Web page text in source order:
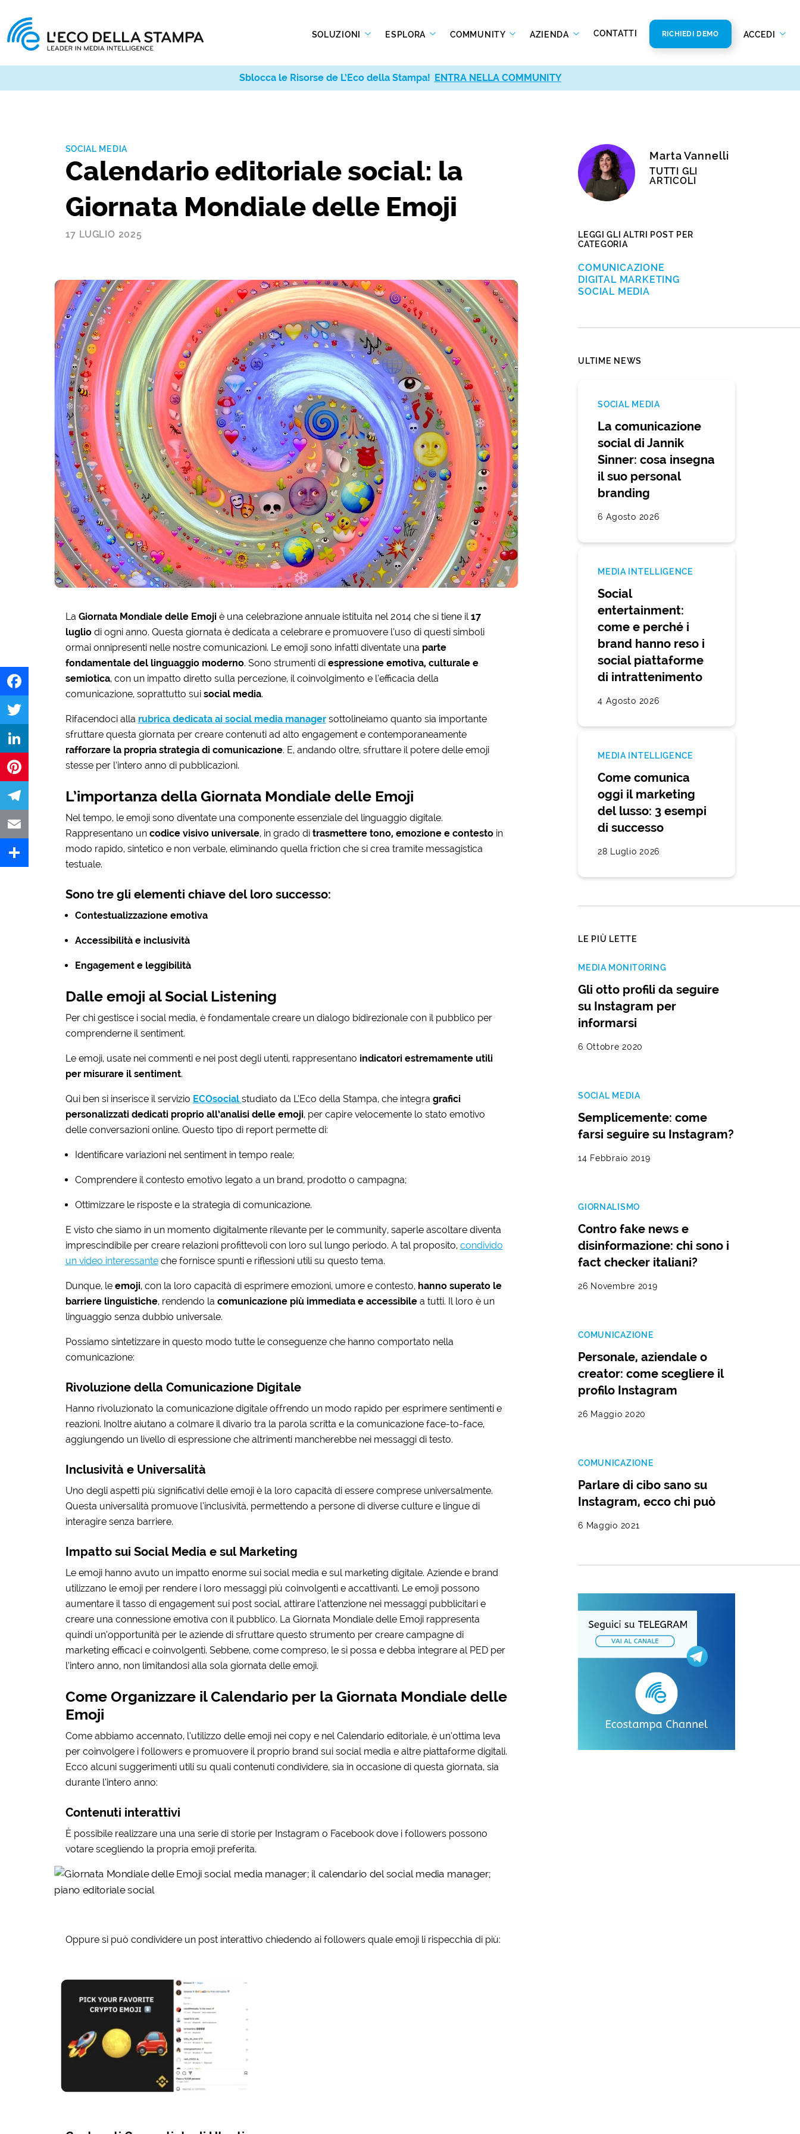
SOLUZIONI ESPLORA COMMUNITY AZIENDA CONTATTI RICHIEDI DEMO ACCEDI
Facebook
Twitter
LinkedIn
Pinterest
Telegram
Email
SOCIAL MEDIA
Calendario editoriale social: la
Giornata Mondiale delle Emoji
17 LUGLIO 2025
La Giornata Mondiale delle Emojiè una celebrazione annuale istituita nel 2014 che si tiene il 17
lugliodi ogni anno. Questa giornata è dedicata a celebrare e promuovere l’uso di questi simboli
ormai onnipresenti nelle nostre comunicazioni. Le emoji sono infatti diventate una parte
fondamentale del linguaggio moderno. Sono strumenti di espressione emotiva, culturale e
semiotica, con un impatto diretto sulla percezione, il coinvolgimento e l’efficacia della
comunicazione, soprattutto sui social media.
Rifacendoci alla rubrica dedicata ai social media managersottolineiamo quanto sia importante
sfruttare questa giornata per creare contenuti ad alto engagement e contemporaneamente
rafforzare la propria strategia di comunicazione. E, andando oltre, sfruttare il potere delle emoji
stesse per l’intero anno di pubblicazioni.
L’importanza della Giornata Mondiale delle Emoji
Nel tempo, le emoji sono diventate una componente essenziale del linguaggio digitale.
Rappresentano un codice visivo universale, in grado di trasmettere tono, emozione e contestoin
modo rapido, sintetico e non verbale, eliminando quella friction che si crea tramite messagistica
testuale.
Sono tre gli elementi chiave del loro successo:
Contestualizzazione emotiva
Accessibilità e inclusività
Engagement e leggibilità
Dalle emoji al Social Listening
Per chi gestisce i social media, è fondamentale creare un dialogo bidirezionale con il pubblico per
comprenderne il sentiment.
Le emoji, usate nei commenti e nei post degli utenti, rappresentano indicatori estremamente utili
per misurare il sentiment.
Qui ben si inserisce il servizio ECOsocial studiato da L’Eco della Stampa, che integra grafici
personalizzati dedicati proprio all’analisi delle emoji, per capire velocemente lo stato emotivo
delle conversazioni online. Questo tipo di report permette di:
Identificare variazioni nel sentiment in tempo reale;
Comprendere il contesto emotivo legato a un brand, prodotto o campagna;
Ottimizzare le risposte e la strategia di comunicazione.
E visto che siamo in un momento digitalmente rilevante per le community, saperle ascoltare diventa
imprescindibile per creare relazioni profittevoli con loro sul lungo periodo. A tal proposito, condivido
un video interessanteche fornisce spunti e riflessioni utili su questo tema.
Dunque, le emoji, con la loro capacità di esprimere emozioni, umore e contesto, hanno superato le
barriere linguistiche, rendendo la comunicazione più immediata e accessibilea tutti. Il loro è un
linguaggio senza dubbio universale.
Possiamo sintetizzare in questo modo tutte le conseguenze che hanno comportato nella
comunicazione:
Rivoluzione della Comunicazione Digitale
Hanno rivoluzionato la comunicazione digitale offrendo un modo rapido per esprimere sentimenti e
reazioni. Inoltre aiutano a colmare il divario tra la parola scritta e la comunicazione face-to-face,
aggiungendo un livello di espressione che altrimenti mancherebbe nei messaggi di testo.
Inclusività e Universalità
Uno degli aspetti più significativi delle emoji è la loro capacità di essere comprese universalmente.
Questa universalità promuove l’inclusività, permettendo a persone di diverse culture e lingue di
interagire senza barriere.
Impatto sui Social Media e sul Marketing
Le emoji hanno avuto un impatto enorme sui social media e sul marketing digitale. Aziende e brand
utilizzano le emoji per rendere i loro messaggi più coinvolgenti e accattivanti. Le emoji possono
aumentare il tasso di engagement sui post social, attirare l’attenzione nei messaggi pubblicitari e
creare una connessione emotiva con il pubblico. La Giornata Mondiale delle Emoji rappresenta
quindi un’opportunità per le aziende di sfruttare questo strumento per creare campagne di
marketing efficaci e coinvolgenti. Sebbene, come compreso, le si possa e debba integrare al PED per
l’intero anno, non limitandosi alla sola giornata delle emoji.
Come Organizzare il Calendario per la Giornata Mondiale delle
Emoji
Come abbiamo accennato, l’utilizzo delle emoji nei copy e nel Calendario editoriale, è un’ottima leva
per coinvolgere i followers e promuovere il proprio brand sui social media e altre piattaforme digitali.
Ecco alcuni suggerimenti utili su quali contenuti condividere, sia in occasione di questa giornata, sia
durante l’intero anno:
Contenuti interattivi
È possibile realizzare una una serie di storie per Instagram o Facebook dove i followers possono
votare scegliendo la propria emoji preferita.
Oppure si può condividere un post interattivo chiedendo ai followers quale emoji li rispecchia di più:
Marta Vannelli
TUTTI GLI
ARTICOLI
LEGGI GLI ALTRI POST PER
CATEGORIA
COMUNICAZIONE
DIGITAL MARKETING
SOCIAL MEDIA
ULTIME NEWS
SOCIAL MEDIA
La comunicazione
social di Jannik
Sinner: cosa insegna
il suo personal
branding
6 Agosto 2026
MEDIA INTELLIGENCE
Social
entertainment:
come e perché i
brand hanno reso i
social piattaforme
di intrattenimento
4 Agosto 2026
MEDIA INTELLIGENCE
Come comunica
oggi il marketing
del lusso: 3 esempi
di successo
28 Luglio 2026
LE PIÙ LETTE
MEDIA MONITORING
Gli otto profili da seguire
su Instagram per
informarsi
6 Ottobre 2020
SOCIAL MEDIA
Semplicemente: come
farsi seguire su Instagram?
14 Febbraio 2019
GIORNALISMO
Contro fake news e
disinformazione: chi sono i
fact checker italiani?
26 Novembre 2019
COMUNICAZIONE
Personale, aziendale o
creator: come scegliere il
profilo Instagram
26 Maggio 2020
COMUNICAZIONE
Parlare di cibo sano su
Instagram, ecco chi può
6 Maggio 2021
Sblocca le Risorse de L’Eco della Stampa! ENTRA NELLA COMMUNITY